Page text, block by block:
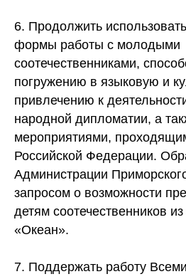
6. Продолжить
формы работы с молодыми
соотечественниками,
погружению в языковую и
привлечению к
народной дипломатии, а
мероприятиями,
Российской Федерации.
Администрации
запросом о возможности
детям соотечественников
«Океан».
7. Поддержать работу